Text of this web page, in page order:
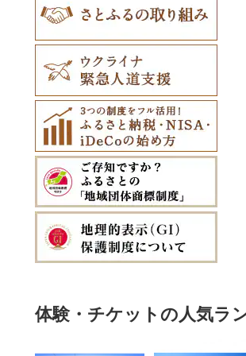
体験・チケットの人気ラ